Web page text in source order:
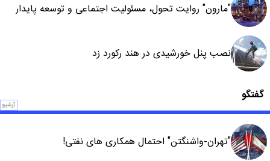
"مارون" روایت تحول، مسئولیت اجتماعی و توسعه پایدار
نصب پنل خورشیدی در هند رکورد زد
گفتگو
آرشیو
"تهران-واشنگتن" احتمال همکاری های نفتی!